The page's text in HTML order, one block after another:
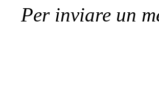
Per inviare un